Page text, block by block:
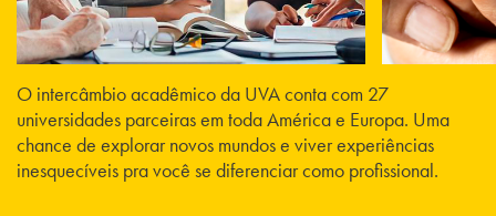
sobre as diversas linhas de pesquisa
da Engenharia Civil;
21
Formação ampla e com diversas
oportunidades de especialização e
desenvolvimento de competências
O intercâmbio acadêmico da UVA conta com 27
universidades parceiras em toda América e Europa. Uma
chance de explorar novos mundos e viver experiências
inesquecíveis pra você se diferenciar como profissional.